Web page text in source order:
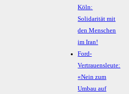
Köln:
Solidarität mit
den Menschen
im Iran!
Ford-
Vertrauensleute:
«Nein zum
Umbau auf